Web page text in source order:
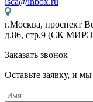
г.Москва, проспект
д.86, стр.9 (СК
Заказать звонок
Оставьте заявку, и